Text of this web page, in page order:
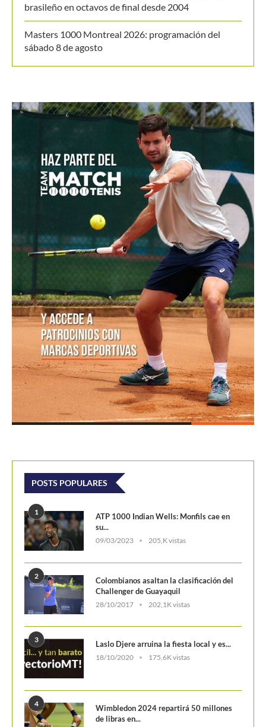
brasileño en octavos de final desde 2004
Masters 1000 Montreal 2026: programación del
sábado 8 de agosto
POSTS POPULARES
1
ATP 1000 Indian Wells: Monfils cae en
su...
09/03/2023 205,K vistas
2
Colombianos asaltan la clasificación del
Challenger de Guayaquil
28/10/2017 202,1K vistas
3 Laslo Djere arruina la fiesta local y es...
18/10/2020 175,6K vistas
4
Wimbledon 2024 repartirá 50 millones
de libras en...